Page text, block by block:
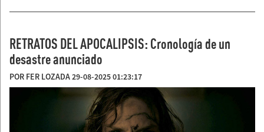
RETRATOS DEL APOCALIPSIS: Cronología de un
desastre anunciado
POR FER LOZADA 29-08-2025 01:23:17